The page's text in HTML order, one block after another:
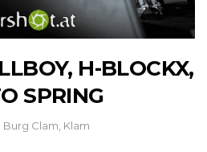
H-BLOCKX,
SPRING
Clam, Klam